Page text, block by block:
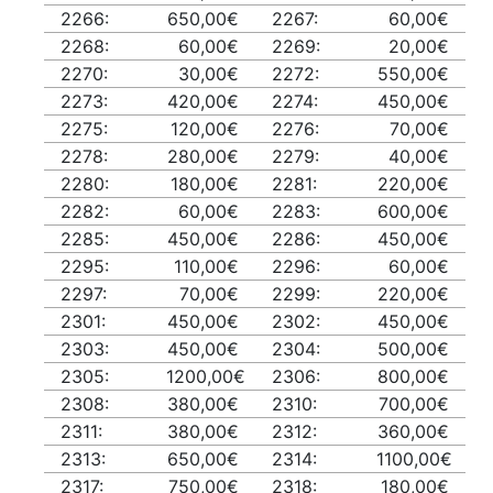
2266:
650,00€ 2267:
60,00€
2268:
60,00€ 2269:
20,00€
2270:
30,00€ 2272:
550,00€
2273:
420,00€ 2274:
450,00€
2275:
120,00€ 2276:
70,00€
2278:
280,00€ 2279:
40,00€
2280:
180,00€ 2281:
220,00€
2282:
60,00€ 2283:
600,00€
2285:
450,00€ 2286:
450,00€
2295:
110,00€ 2296:
60,00€
2297:
70,00€ 2299:
220,00€
2301:
450,00€ 2302:
450,00€
2303:
450,00€ 2304:
500,00€
2305:
1200,00€ 2306:
800,00€
2308:
380,00€ 2310:
700,00€
2311:
380,00€ 2312:
360,00€
2313:
650,00€ 2314:
1100,00€
2317:
750,00€ 2318: 180,00€